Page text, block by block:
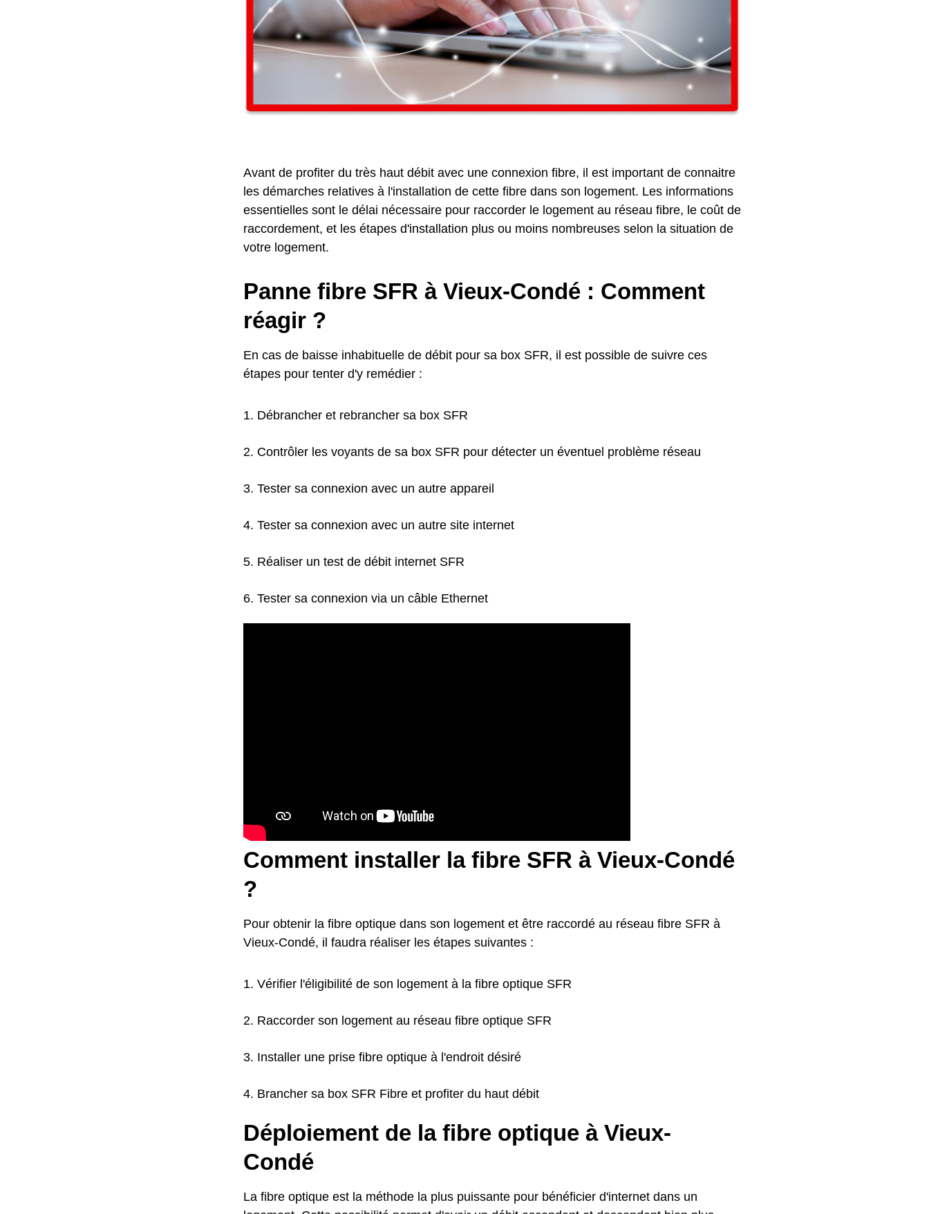
Avant de profiter du très haut débit avec une connexion fibre, il est important de connaitre
les démarches relatives à l'installation de cette fibre dans son logement. Les informations
essentielles sont le délai nécessaire pour raccorder le logement au réseau fibre, le coût de
raccordement, et les étapes d'installation plus ou moins nombreuses selon la situation de
votre logement.
Panne fibre SFR à Vieux-Condé : Comment
réagir ?
En cas de baisse inhabituelle de débit pour sa box SFR, il est possible de suivre ces
étapes pour tenter d'y remédier :
Débrancher et rebrancher sa box SFR
Contrôler les voyants de sa box SFR pour détecter un éventuel problème réseau
Tester sa connexion avec un autre appareil
Tester sa connexion avec un autre site internet
Réaliser un test de débit internet SFR
Tester sa connexion via un câble Ethernet
Comment installer la fibre SFR à Vieux-Condé
?
Pour obtenir la fibre optique dans son logement et être raccordé au réseau fibre SFR à
Vieux-Condé, il faudra réaliser les étapes suivantes :
Vérifier l'éligibilité de son logement à la fibre optique SFR
Raccorder son logement au réseau fibre optique SFR
Installer une prise fibre optique à l'endroit désiré
Brancher sa box SFR Fibre et profiter du haut débit
Déploiement de la fibre optique à Vieux-
Condé
La fibre optique est la méthode la plus puissante pour bénéficier d'internet dans un